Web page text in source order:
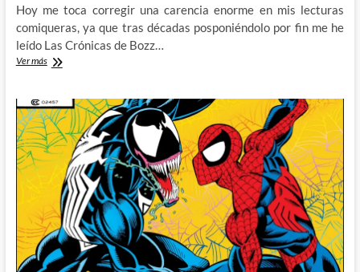
Hoy me toca corregir una carencia enorme en mis lecturas
comiqueras, ya que tras décadas posponiéndolo por fin me he
leído Las Crónicas de Bozz…
Ver másRedescubriendo
de
Bozz
de
David
Michelinie,
Bret
Blevins